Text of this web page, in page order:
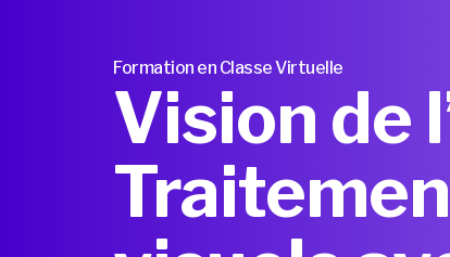
Formation en Classe Virtuelle
Vision de